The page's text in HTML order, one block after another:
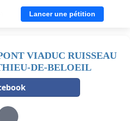
Lancer une pétition
VIADUC RUISSEAU
DE-BELOEIL